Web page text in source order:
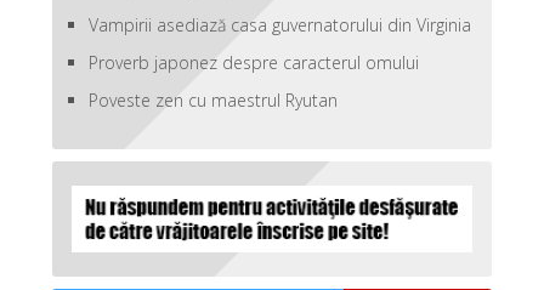
Vampirii asediază casa guvernatorului din Virginia
Proverb japonez despre caracterul omului
Poveste zen cu maestrul Ryutan